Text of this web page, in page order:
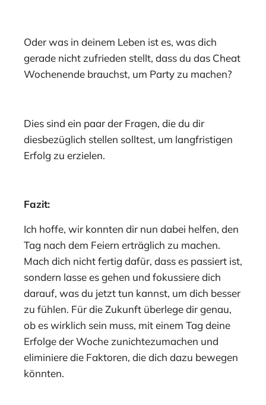
Oder was in deinem Leben ist es, was dich
gerade nicht zufrieden stellt, dass du das Cheat
Wochenende brauchst, um Party zu machen?
Dies sind ein paar der Fragen, die du dir
diesbezüglich stellen solltest, um langfristigen
Erfolg zu erzielen.
Fazit:
Ich hoffe, wir konnten dir nun dabei helfen, den
Tag nach dem Feiern erträglich zu machen.
Mach dich nicht fertig dafür, dass es passiert ist,
sondern lasse es gehen und fokussiere dich
darauf, was du jetzt tun kannst, um dich besser
zu fühlen. Für die Zukunft überlege dir genau,
ob es wirklich sein muss, mit einem Tag deine
Erfolge der Woche zunichtezumachen und
eliminiere die Faktoren, die dich dazu bewegen
könnten.